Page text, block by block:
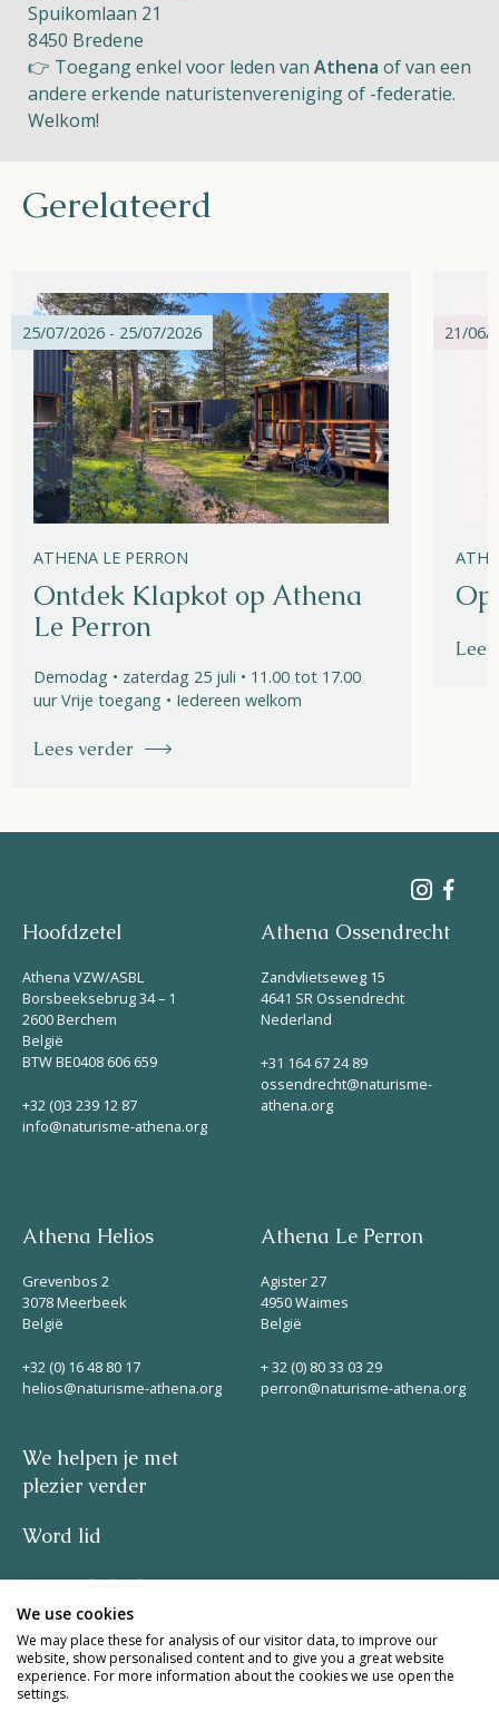
Spuikomlaan 21
8450 Bredene
👉 Toegang enkel voor leden van Athena of van een
andere erkende naturistenvereniging of -federatie.
Welkom!
Gerelateerd
25/07/2026 - 25/07/2026
ATHENA LE PERRON
Ontdek Klapkot op Athena
Le Perron
Demodag • zaterdag 25 juli • 11.00 tot 17.00
uur Vrije toegang • Iedereen welkom
Lees verder
21/06/
Hoofdzetel
Athena VZW/ASBL
Borsbeeksebrug 34 – 1
2600 Berchem
België
BTW BE0408 606 659
+32 (0)3 239 12 87
info@naturisme-athena.org
Athena Ossendrecht
Zandvlietseweg 15
4641 SR Ossendrecht
Nederland
+31 164 67 24 89
ossendrecht@naturisme-
athena.org
Athena Helios
Grevenbos 2
3078 Meerbeek
België
+32 (0) 16 48 80 17
helios@naturisme-athena.org
Athena Le Perron
Agister 27
4950 Waimes
België
+ 32 (0) 80 33 03 29
perron@naturisme-athena.org
We helpen je met
plezier verder
Word lid
Privacybeleid
–
quote by Rosie Haine
We use cookies
We may place these for analysis of our visitor data, to improve our
website, show personalised content and to give you a great website
experience. For more information about the cookies we use open the
settings.